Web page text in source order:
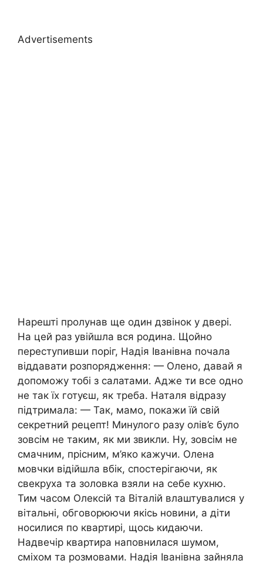
Advertisements
Нарешті пролунав ще один дзвінок у двері.
На цей раз увійшла вся родина. Щойно
переступивши поріг, Надія Іванівна почала
віддавати розпорядження: — Олено, давай я
допоможу тобі з салатами. Адже ти все одно
не так їх готуєш, як треба. Наталя відразу
підтримала: — Так, мамо, покажи їй свій
секретний рецепт! Минулого разу олів’є було
зовсім не таким, як ми звикли. Ну, зовсім не
смачним, прісним, м’яко кажучи. Олена
мовчки відійшла вбік, спостерігаючи, як
свекруха та золовка взяли на себе кухню.
Тим часом Олексій та Віталій влаштувалися у
вітальні, обговорюючи якісь новини, а діти
носилися по квартирі, щось кидаючи.
Надвечір квартира наповнилася шумом,
сміхом та розмовами. Надія Іванівна зайняла